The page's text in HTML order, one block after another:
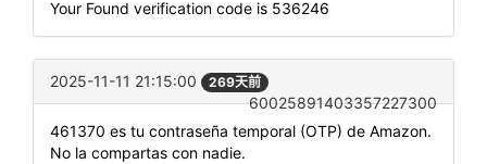
Your Found verification code is 536246
2025-11-11 21:15:00 269天前
60025891403357227300
461370 es tu contraseña temporal (OTP) de Amazon.
No la compartas con nadie.